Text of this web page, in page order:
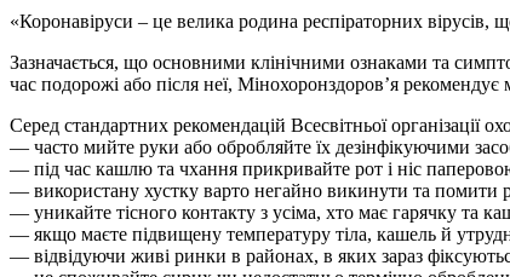
«Коронавіруси – це велика родина респіраторних
Зазначається, що основними клінічними ознаками та
час подорожі або після неї, Мінохоронздоров’я
Серед стандартних рекомендацій Всесвітньої організації
— часто мийте руки або обробляйте їх дезінфікуючими
— під час кашлю та чхання прикривайте рот і ніс
— використану хустку варто негайно викинути та помити
— уникайте тісного контакту з усіма, хто має гарячку та
— якщо маєте підвищену температуру тіла, кашель й
— відвідуючи живі ринки в районах, в яких зараз